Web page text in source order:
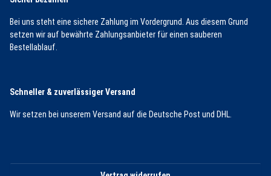
Bei uns steht eine sichere Zahlung im Vordergrund. Aus diesem Grund
setzen wir auf bewährte Zahlungsanbieter für einen sauberen
Bestellablauf.
Schneller & zuverlässiger Versand
Wir setzen bei unserem Versand auf die Deutsche Post und DHL.